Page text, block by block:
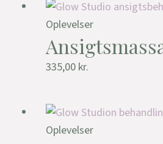
Oplevelser
335,00 kr.
Oplevelser